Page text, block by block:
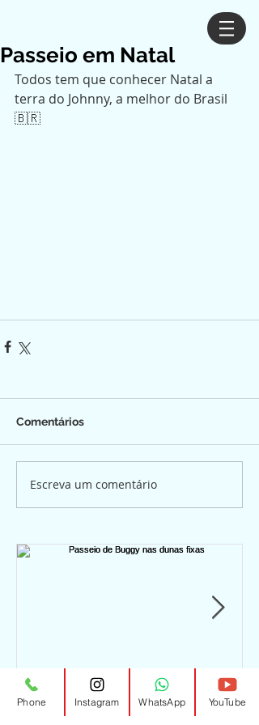
Passeio em Natal
Todos tem que conhecer Natal a
terra do Johnny, a melhor do Brasil
🇧🇷
Comentários
Escreva um comentário
Passeio de Buggy nas
dunas fixas
Phone Instagram WhatsApp YouTube